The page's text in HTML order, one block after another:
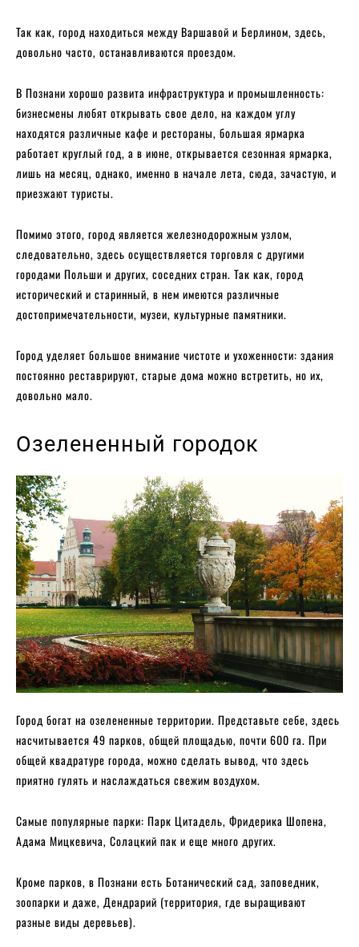
Так как, город находиться между Варшавой и Берлином, здесь,
довольно часто, останавливаются проездом.
В Познани хорошо развита инфраструктура и промышленность:
бизнесмены любят открывать свое дело, на каждом углу
находятся различные кафе и рестораны, большая ярмарка
работает круглый год, а в июне, открывается сезонная ярмарка,
лишь на месяц, однако, именно в начале лета, сюда, зачастую, и
приезжают туристы.
Помимо этого, город является железнодорожным узлом,
следовательно, здесь осуществляется торговля с другими
городами Польши и других, соседних стран. Так как, город
исторический и старинный, в нем имеются различные
достопримечательности, музеи, культурные памятники.
Город уделяет большое внимание чистоте и ухоженности: здания
постоянно реставрируют, старые дома можно встретить, но их,
довольно мало.
Озелененный городок
Город богат на озелененные территории. Представьте себе, здесь
насчитывается 49 парков, общей площадью, почти 600 га. При
общей квадратуре города, можно сделать вывод, что здесь
приятно гулять и наслаждаться свежим воздухом.
Самые популярные парки: Парк Цитадель, Фридерика Шопена,
Адама Мицкевича, Солацкий пак и еще много других.
Кроме парков, в Познани есть Ботанический сад, заповедник,
зоопарки и даже, Дендрарий (территория, где выращивают
разные виды деревьев).